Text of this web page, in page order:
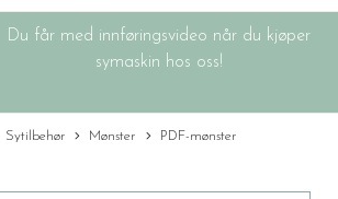
Du får med innføringsvideo når du kjøper
symaskin hos oss!
Sytilbehør Mønster PDF-mønster